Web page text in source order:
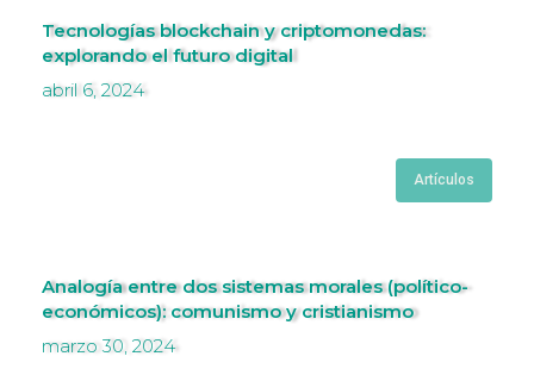
Tecnologías blockchain y criptomonedas:
explorando el futuro digital
abril 6, 2024
Artículos
Analogía entre dos sistemas morales (político-
económicos): comunismo y cristianismo
marzo 30, 2024